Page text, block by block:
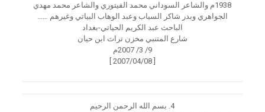
1938م والشاعر السوداني محمد الفيتوري والشاعر محمد مهدي
الجواهري وبدر شاكر السياب وعبد الوهاب البياتي وغيرهم ……
الباحث عبد الكريم الحياتي-بغداد
شارع المتنبي مخزن تراث ابن حيان
9/ 3/ 2007م
[ 2007/04/08 ]
4. بسم الله الرحمن الرحيم